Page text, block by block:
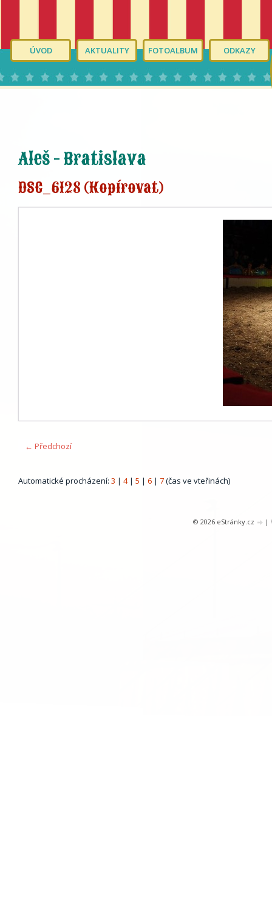
ÚVOD AKTUALITY FOTOALBUM ODKAZY
Aleš - Bratislava
DSC_6128 (Kopírovat)
← Předchozí
Automatické procházení: 3 | 4| 5 | 6 | 7(čas ve vteřinách)
© 2026 eStránky.cz |